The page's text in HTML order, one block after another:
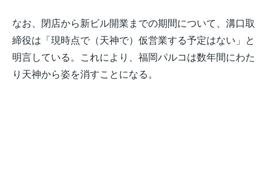
なお、閉店から新ビル開業までの期間について、溝口取
締役は「現時点で（天神で）仮営業する予定はない」と
明言している。これにより、福岡パルコは数年間にわた
り天神から姿を消すことになる。